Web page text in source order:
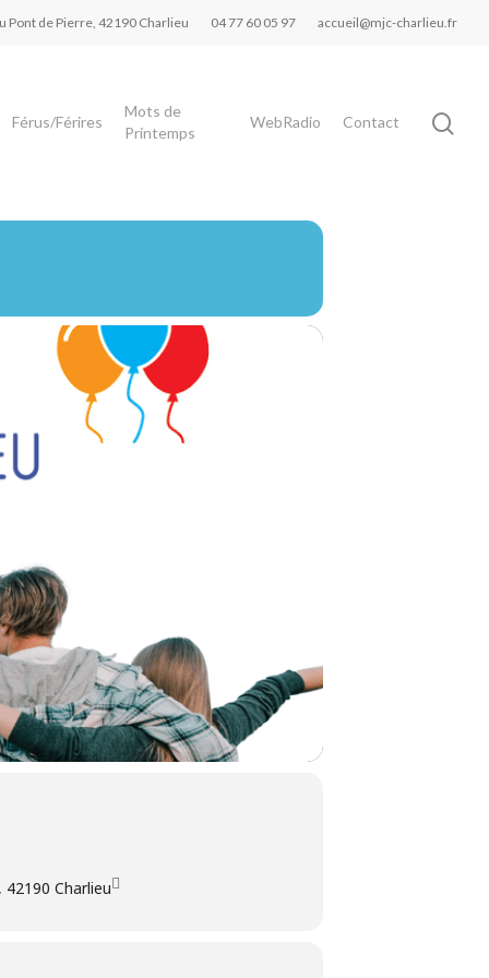
Pont de Pierre, 42190 Charlieu 04 77 60 05 97 accueil@mjc-charlieu.fr
Férus/Férires
Mots de
Printemps
WebRadio Contact
Charlieu